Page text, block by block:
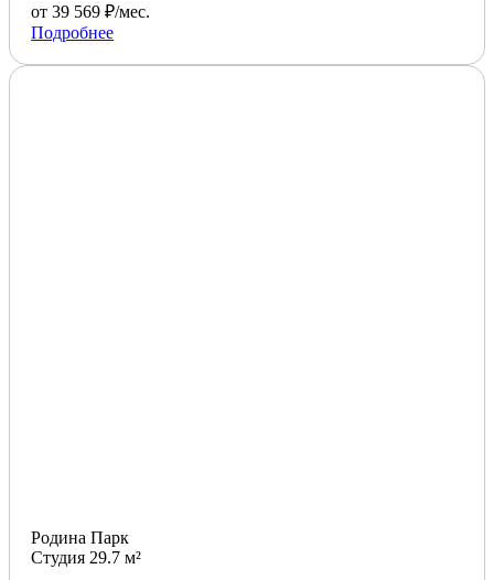
от 39 569 ₽/мес.
Подробнее
Родина Парк
Студия 29.7 м²